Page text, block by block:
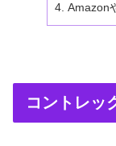
Amazon
コントレッ